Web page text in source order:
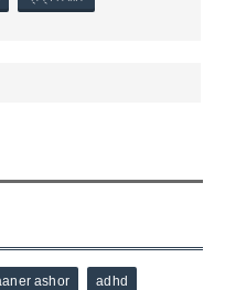
ashor adhd